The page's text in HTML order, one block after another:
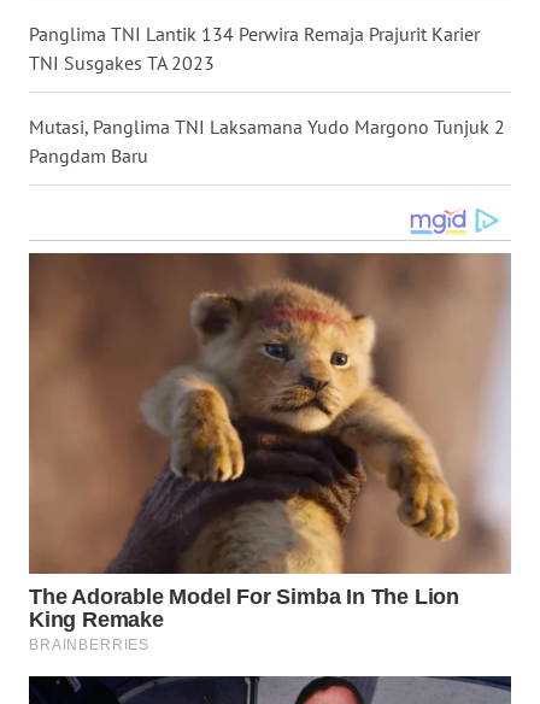
Panglima TNI Lantik 134 Perwira Remaja Prajurit Karier
TNI Susgakes TA 2023
Mutasi, Panglima TNI Laksamana Yudo Margono Tunjuk 2
Pangdam Baru
WN
JATENG
WN
NUSANTARA
JOGJA
WN
KALTENG
KALTARA